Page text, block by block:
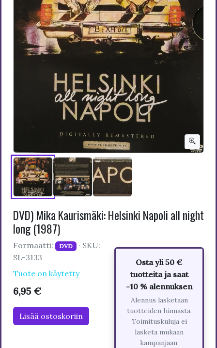
DVD) Mika Kaurismäki: Helsinki Napoli all night
long (1987)
Formaatti: DVD · SKU:
SL-3133
Tuote on käytetty
6,95 €
Lisää ostoskoriin
Osta yli 50 €
tuotteita ja saat
-10 % alennuksen
Alennus lasketaan
tuotteiden hinnasta.
Toimituskuluja ei
lasketa mukaan
kampanjaan.